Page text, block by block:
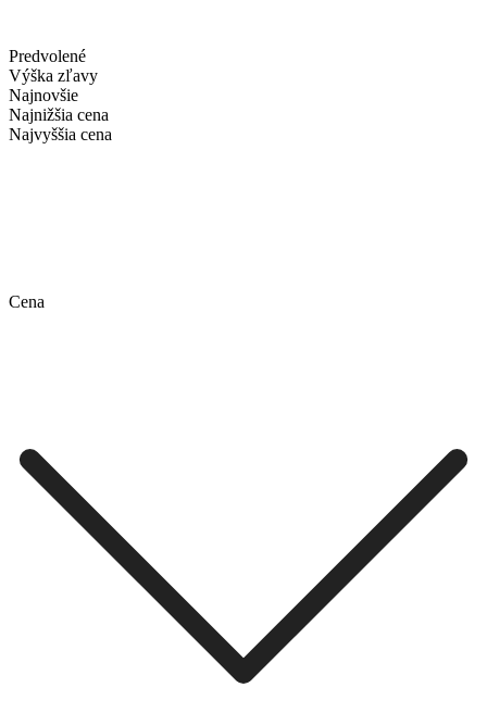
Predvolené
Výška zľavy
Najnovšie
Najnižšia cena
Najvyššia cena
Cena